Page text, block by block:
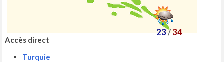
23/34
Accès direct
Turquie